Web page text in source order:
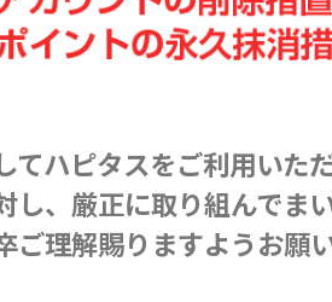
てハピタスをご利用いた
し、厳正に取り組んでま
ご理解賜りますようお願